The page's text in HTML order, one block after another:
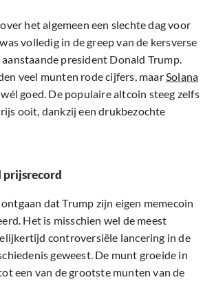
het algemeen een slechte dag voor
volledig in de greep van de kersverse
aanstaande president Donald Trump.
veel munten rode cijfers, maarSolana
goed. De populaire altcoin steeg zelfs
ooit, dankzij een drukbezochte
prijsrecord
dat Trump zijn eigen memecoin
Het is misschien wel de meest
controversiële lancering in de
geweest. De munt groeide in
een van de grootste munten van de